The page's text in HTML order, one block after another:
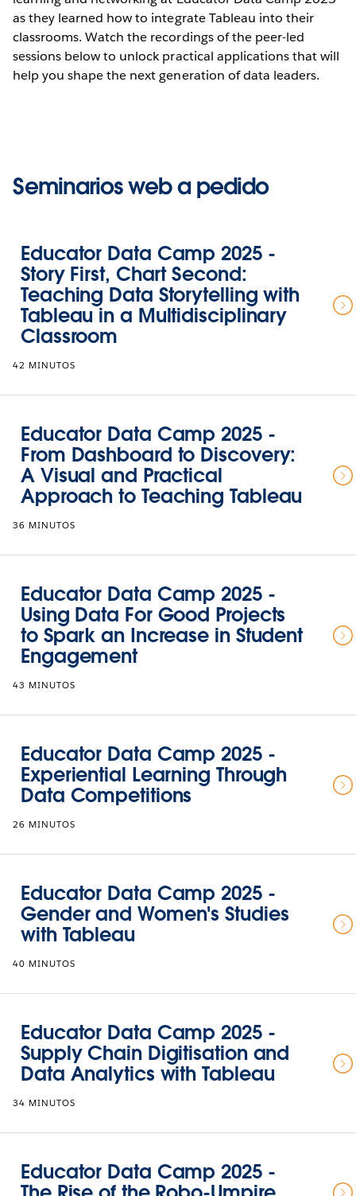
as they learned how to integrate Tableau into their
classrooms. Watch the recordings of the peer-led
sessions below to unlock practical applications that will
help you shape the next generation of data leaders.
Seminarios web a pedido
Educator Data Camp 2025 -
Story First, Chart Second:
Teaching Data Storytelling with
Tableau in a Multidisciplinary
Classroom
42 MINUTOS
Educator Data Camp 2025 -
From Dashboard to Discovery:
A Visual and Practical
Approach to Teaching Tableau
36 MINUTOS
Educator Data Camp 2025 -
Using Data For Good Projects
to Spark an Increase in Student
Engagement
43 MINUTOS
Educator Data Camp 2025 -
Experiential Learning Through
Data Competitions
26 MINUTOS
Educator Data Camp 2025 -
Gender and Women's Studies
with Tableau
40 MINUTOS
Educator Data Camp 2025 -
Supply Chain Digitisation and
Data Analytics with Tableau
34 MINUTOS
Educator Data Camp 2025 -